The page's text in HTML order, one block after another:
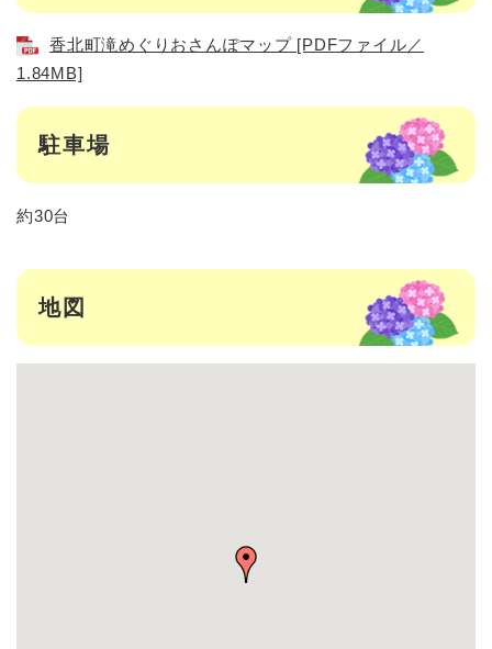
香北町滝めぐりおさんぽマップ [PDFファイル／
1.84MB]
駐車場
約30台
地図